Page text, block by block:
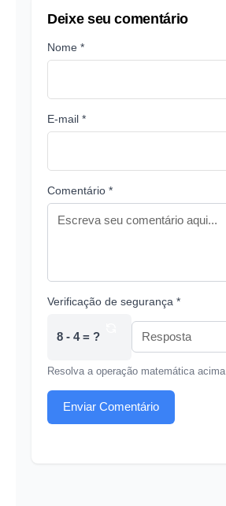
Deixe seu comentário
Nome *
E-mail *
Comentário *
Verificação de segurança *
8 - 4 = ?
Resolva a operação matemática acima
Enviar Comentário